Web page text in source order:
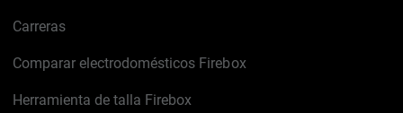
Carreras
Comparar electrodomésticos Firebox
Herramienta de talla Firebox